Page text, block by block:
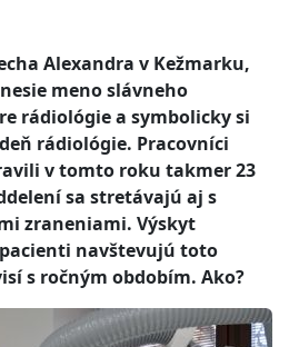
Alexandra v Kežmarku,
meno slávneho
rádiológie a symbolicky si
rádiológie. Pracovníci
v tomto roku takmer 23
sa stretávajú aj s
zraneniami. Výskyt
navštevujú toto
s ročným obdobím. Ako?